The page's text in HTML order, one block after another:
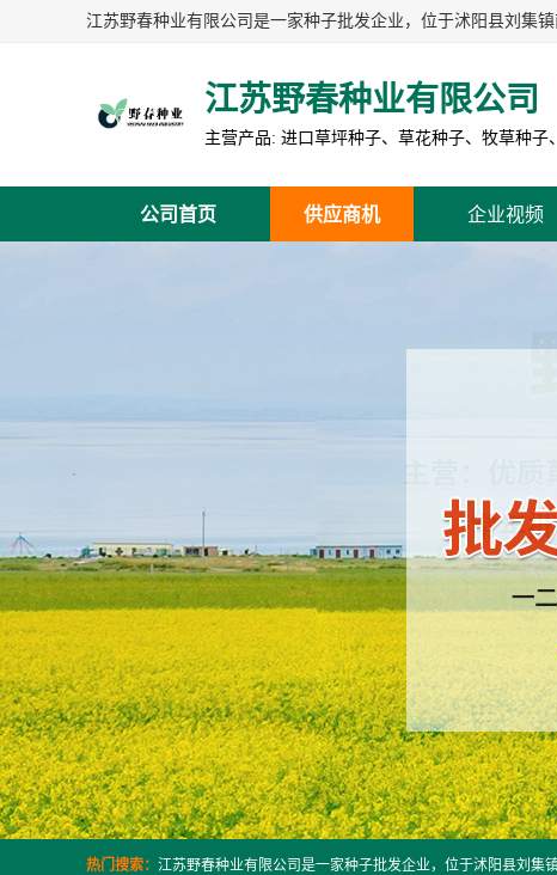
江苏野春种业有限公司
公司首页 供应商机 企业视频
热门搜索：